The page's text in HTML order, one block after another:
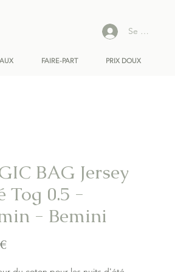
FAIRE-PART PRIX DOUX
Se connecter
BAG Jersey
Tog 0.5 -
- Bemini
Prix